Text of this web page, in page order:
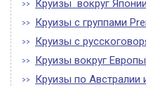
Круизы вокруг
Круизы с группами
Круизы с
Круизы вокруг
Круизы по Австралии